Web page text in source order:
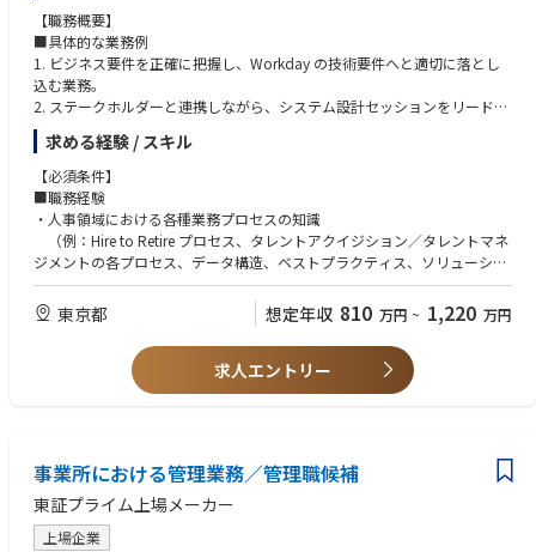
【職務概要】
■具体的な業務例
1. ビジネス要件を正確に把握し、Workday の技術要件へと適切に落とし
込む業務。
2. ステークホルダーと連携しながら、システム設計セッションをリード
し、最適なソリューションを導き出す業務。
3. 担当領域の Workday 機能において、必要な設定変更やアップデートを
構築・テストする業務。
4. チームのドキュメント基準に沿って、設計内容やソリューション、変更
点を明確に文書化する業務。
5. システム変更内容を関係者へ分かりやすく共有し、ユーザーが直感的に
理解・操作できるマニュアルやガイドを提供する業務。
実装し、より効果的な運用を推進する業務。
求める経験 / スキル
【必須条件】
■職務経験
・人事領域における各種業務プロセスの知識
（例：Hire to Retire プロセス、タレントアクイジション／タレントマネ
ジメントの各プロセス、データ構造、ベストプラクティス、ソリューショ
ン導入経験 など）
・HCM システム／プラットフォーム導入に関する知識・経験
Core HCM、採用（Recruiting）、タレント＆パフォーマンス、学習（Le
arning）、レポーティング、PRISM、セキュリティ などのいずれかの領域
において、設計セッションの実施、設定（Configuration）、テスト、課題
解決のリード をご経験されている方。
・ビジネスレベルの英語力（会議・文書でのコミュニケーションに支障が
ないこと）
口頭・書面いずれも対応可能な方。
東京都 想定年収 810 万円 ~ 1,220 万円
求人エントリー
事業所における管理業務／管理職候補
東証プライム上場メーカー
上場企業